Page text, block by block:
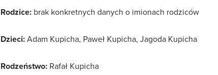
Rodzice: brak konkretnych danych o imionach rodziców
Dzieci:Adam Kupicha, Paweł Kupicha, Jagoda Kupicha
Rodzeństwo: Rafał Kupicha